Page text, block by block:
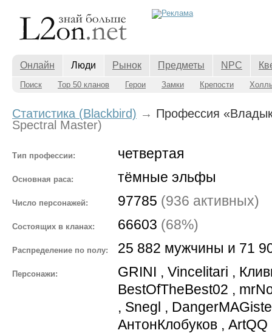
Онлайн Люди Рынок Предметы NPC
Поиск Top 50 кланов Герои Замки Крепости
Статистика (Blackbird) → Профессия
Spectral Master)
Тип профессии: четвертая
Основная раса: тёмные эльфы
Число персонажей: 97785 (936 активных)
Состоящих в кланах: 66603 (68%)
Распределение по полу: 25 882 мужчины и 71
Персонажи: GRINI , Vincelitari ,
BestOfTheBest02 ,
, Snegl ,
АнтонКлобуков , ArtQQ